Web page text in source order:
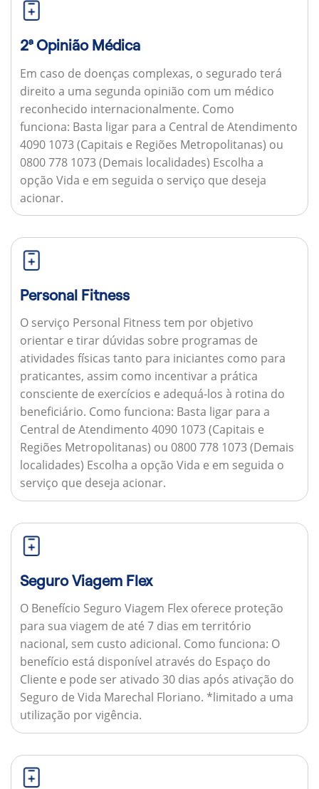
2ª Opinião Médica
Em caso de doenças complexas, o segurado terá
direito a uma segunda opinião com um médico
reconhecido internacionalmente. Como
funciona: Basta ligar para a Central de Atendimento
4090 1073 (Capitais e Regiões Metropolitanas) ou
0800 778 1073 (Demais localidades) Escolha a
opção Vida e em seguida o serviço que deseja
acionar.
Personal Fitness
O serviço Personal Fitness tem por objetivo
orientar e tirar dúvidas sobre programas de
atividades físicas tanto para iniciantes como para
praticantes, assim como incentivar a prática
consciente de exercícios e adequá-los à rotina do
beneficiário. Como funciona: Basta ligar para a
Central de Atendimento 4090 1073 (Capitais e
Regiões Metropolitanas) ou 0800 778 1073 (Demais
localidades) Escolha a opção Vida e em seguida o
serviço que deseja acionar.
Seguro Viagem Flex
O Benefício Seguro Viagem Flex oferece proteção
para sua viagem de até 7 dias em território
nacional, sem custo adicional. Como funciona: O
benefício está disponível através do Espaço do
Cliente e pode ser ativado 30 dias após ativação do
Seguro de Vida Marechal Floriano. *limitado a uma
utilização por vigência.